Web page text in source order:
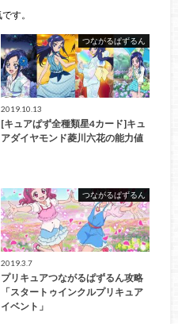
す。
つながるぱずるん
2019.10.13
[キュアぱず全種類星4カード]キュ
アダイヤモンド菱川六花の能力値
つながるぱずるん
2019.3.7
プリキュアつながるぱずるん攻略
「スタートゥインクルプリキュア
イベント」